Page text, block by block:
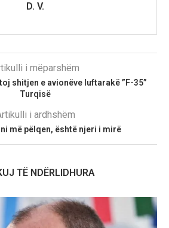
D. V.
i mëparshëm
shitjen e avionëve luftarakë ”F-35”
Turqisë
i ardhshëm
më pëlqen, është njeri i mirë
TË NDËRLIDHURA